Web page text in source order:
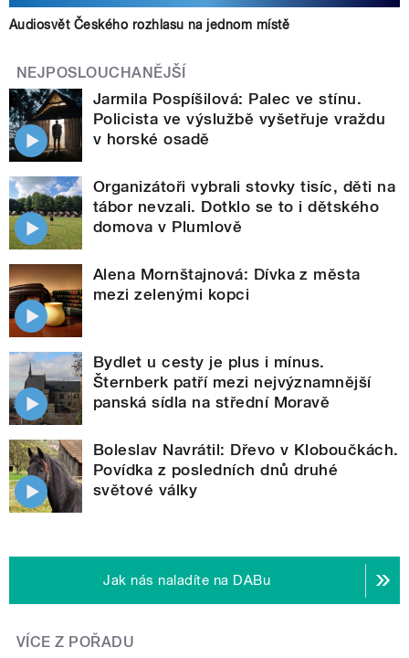
Audiosvět Českého rozhlasu na jednom místě
NEJPOSLOUCHANĚJŠÍ
Jarmila Pospíšilová: Palec ve stínu.
Policista ve výslužbě vyšetřuje vraždu
v horské osadě
Organizátoři vybrali stovky tisíc, děti na
tábor nevzali. Dotklo se to i dětského
domova v Plumlově
Alena Mornštajnová: Dívka z města
mezi zelenými kopci
Bydlet u cesty je plus i mínus.
Šternberk patří mezi nejvýznamnější
panská sídla na střední Moravě
Boleslav Navrátil: Dřevo v Kloboučkách.
Povídka z posledních dnů druhé
světové války
Jak nás naladíte na DABu
VÍCE Z POŘADU